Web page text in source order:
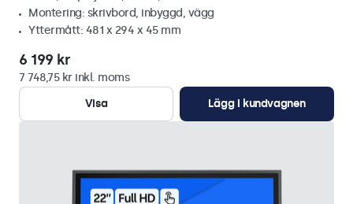
Montering: skrivbord, inbyggd, vägg
Yttermått: 481 x 294 x 45 mm
6 199 kr
7 748,75 kr inkl. moms
Visa
Lägg i kundvagnen